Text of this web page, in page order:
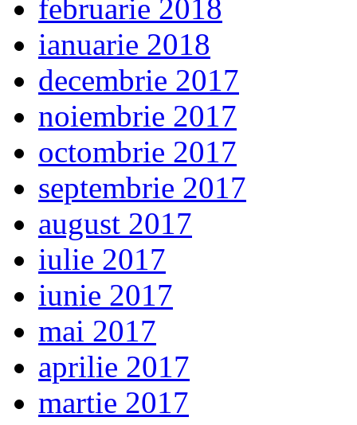
februarie 2018
ianuarie 2018
decembrie 2017
noiembrie 2017
octombrie 2017
septembrie 2017
august 2017
iulie 2017
iunie 2017
mai 2017
aprilie 2017
martie 2017